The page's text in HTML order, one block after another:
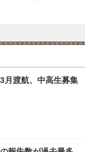
月渡航、中高生募集